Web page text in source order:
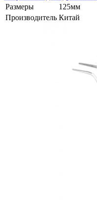
Размеры
125мм
Производитель Китай